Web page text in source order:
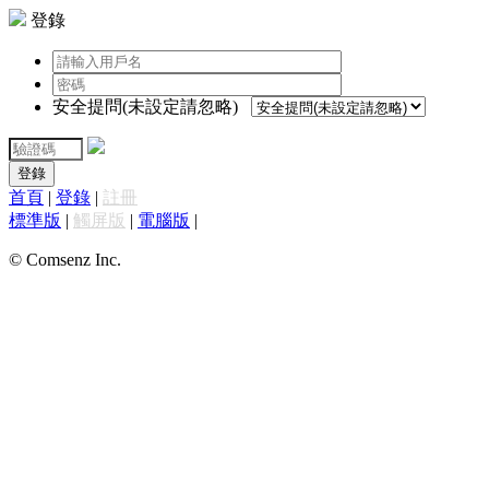
登錄
安全提問(未設定請忽略)
登錄
首頁 | 登錄 | 註冊
標準版 | 觸屏版 | 電腦版 |
© Comsenz Inc.